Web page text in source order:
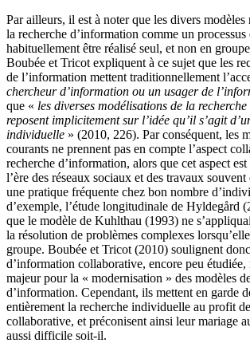
Par ailleurs, il est à noter que les divers modèles
la recherche d’information comme un processus
habituellement être réalisé seul, et non en
Boubée et Tricot expliquent à ce sujet que les
de l’information mettent traditionnellement
chercheur d’information ou un usager de
que « les diverses modélisations de la
reposent implicitement sur l’idée qu’il s’agit
individuelle » (2010, 226). Par conséquent, les
courants ne prennent pas en compte l’aspect
recherche d’information, alors que cet aspect
l’ère des réseaux sociaux et des travaux
une pratique fréquente chez bon nombre
d’exemple, l’étude longitudinale de Hyldegård
que le modèle de Kuhlthau (1993) ne
la résolution de problèmes complexes
groupe. Boubée et Tricot (2010) soulignent
d’information collaborative, encore peu étudiée,
majeur pour la « modernisation » des modèles
d’information. Cependant, ils mettent en garde
entièrement la recherche individuelle au profit
collaborative, et préconisent ainsi leur mariage
aussi difficile soit-il.